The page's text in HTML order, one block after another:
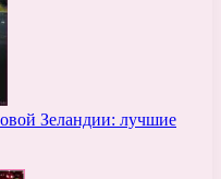
Зеландии: лучшие